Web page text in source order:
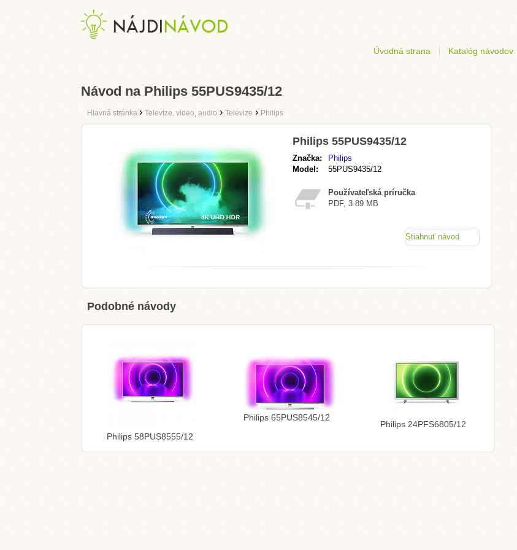
Úvodná strana Katalóg návodov
Návod na Philips 55PUS9435/12
Hlavná stránka › Televize, video, audio › Televize › Philips
Philips 55PUS9435/12
Značka:
Philips
Model:
55PUS9435/12
Používateľská príručka
PDF, 3.89 MB
Stiahnuť návod
Podobné návody
Philips 58PUS8555/12
Philips 65PUS8545/12
Philips 24PFS6805/12